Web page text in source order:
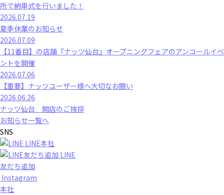
所で納車式を行いました！
2026.07.19
夏季休業のお知らせ
2026.07.09
【11番目】の店舗『ナッツ仙台』オープニングフェアのアンコールイベ
ントを開催
2026.07.06
【重要】ナッツユーザー様へ大切なお願い
2026.06.26
ナッツ仙台 開店のご挨拶
お知らせ一覧へ
SNS
LINE本社
LINE
友だち追加
Instagram
本社